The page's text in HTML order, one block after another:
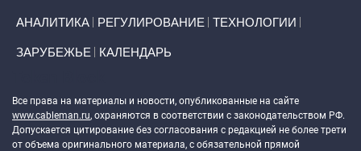
АНАЛИТИКА РЕГУЛИРОВАНИЕ ТЕХНОЛОГИИ
ЗАРУБЕЖЬЕ КАЛЕНДАРЬ
Все права на материалы и новости, опубликованные на сайте
www.cableman.ru, охраняются в соответствии с законодательством РФ.
Допускается цитирование без согласования с редакцией не более трети
от объема оригинального материала, с обязательной прямой